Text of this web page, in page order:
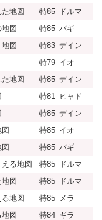
地図 特85
ドルマ
図 特85 バギ
図 特83 デイン
特79 イオ
地図 特85 デイン
特81
ヒャド
特85 デイン
特85 イオ
特85 バギ
る地図 特85
ドルマ
図 特85
ドルマ
地図 特85
メラ
図 特84 ギラ